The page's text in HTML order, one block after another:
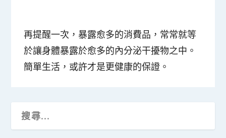
再提醒一次， 暴露愈多的消費品，常常就等
於讓身體暴露於愈多的內分泌干擾物之中。
簡單生活，或許才是更健康的保證 。